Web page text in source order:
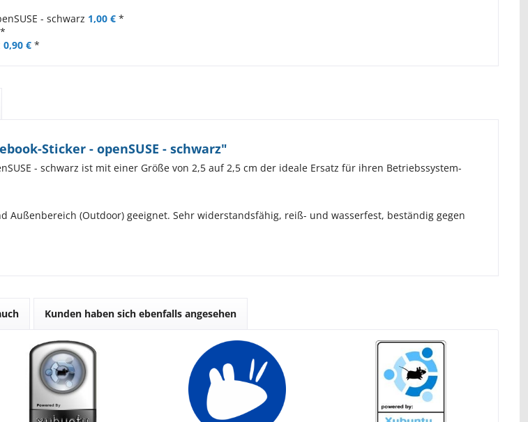
- schwarz 1,00 € *
*
0,90 € *
Sticker - openSUSE - schwarz"
- schwarz ist mit einer Größe von 2,5 auf 2,5 cm der ideale Ersatz für ihren Betriebssystem-
Außenbereich (Outdoor) geeignet. Sehr widerstandsfähig, reiß- und wasserfest, beständig gegen
Kunden haben sich ebenfalls angesehen